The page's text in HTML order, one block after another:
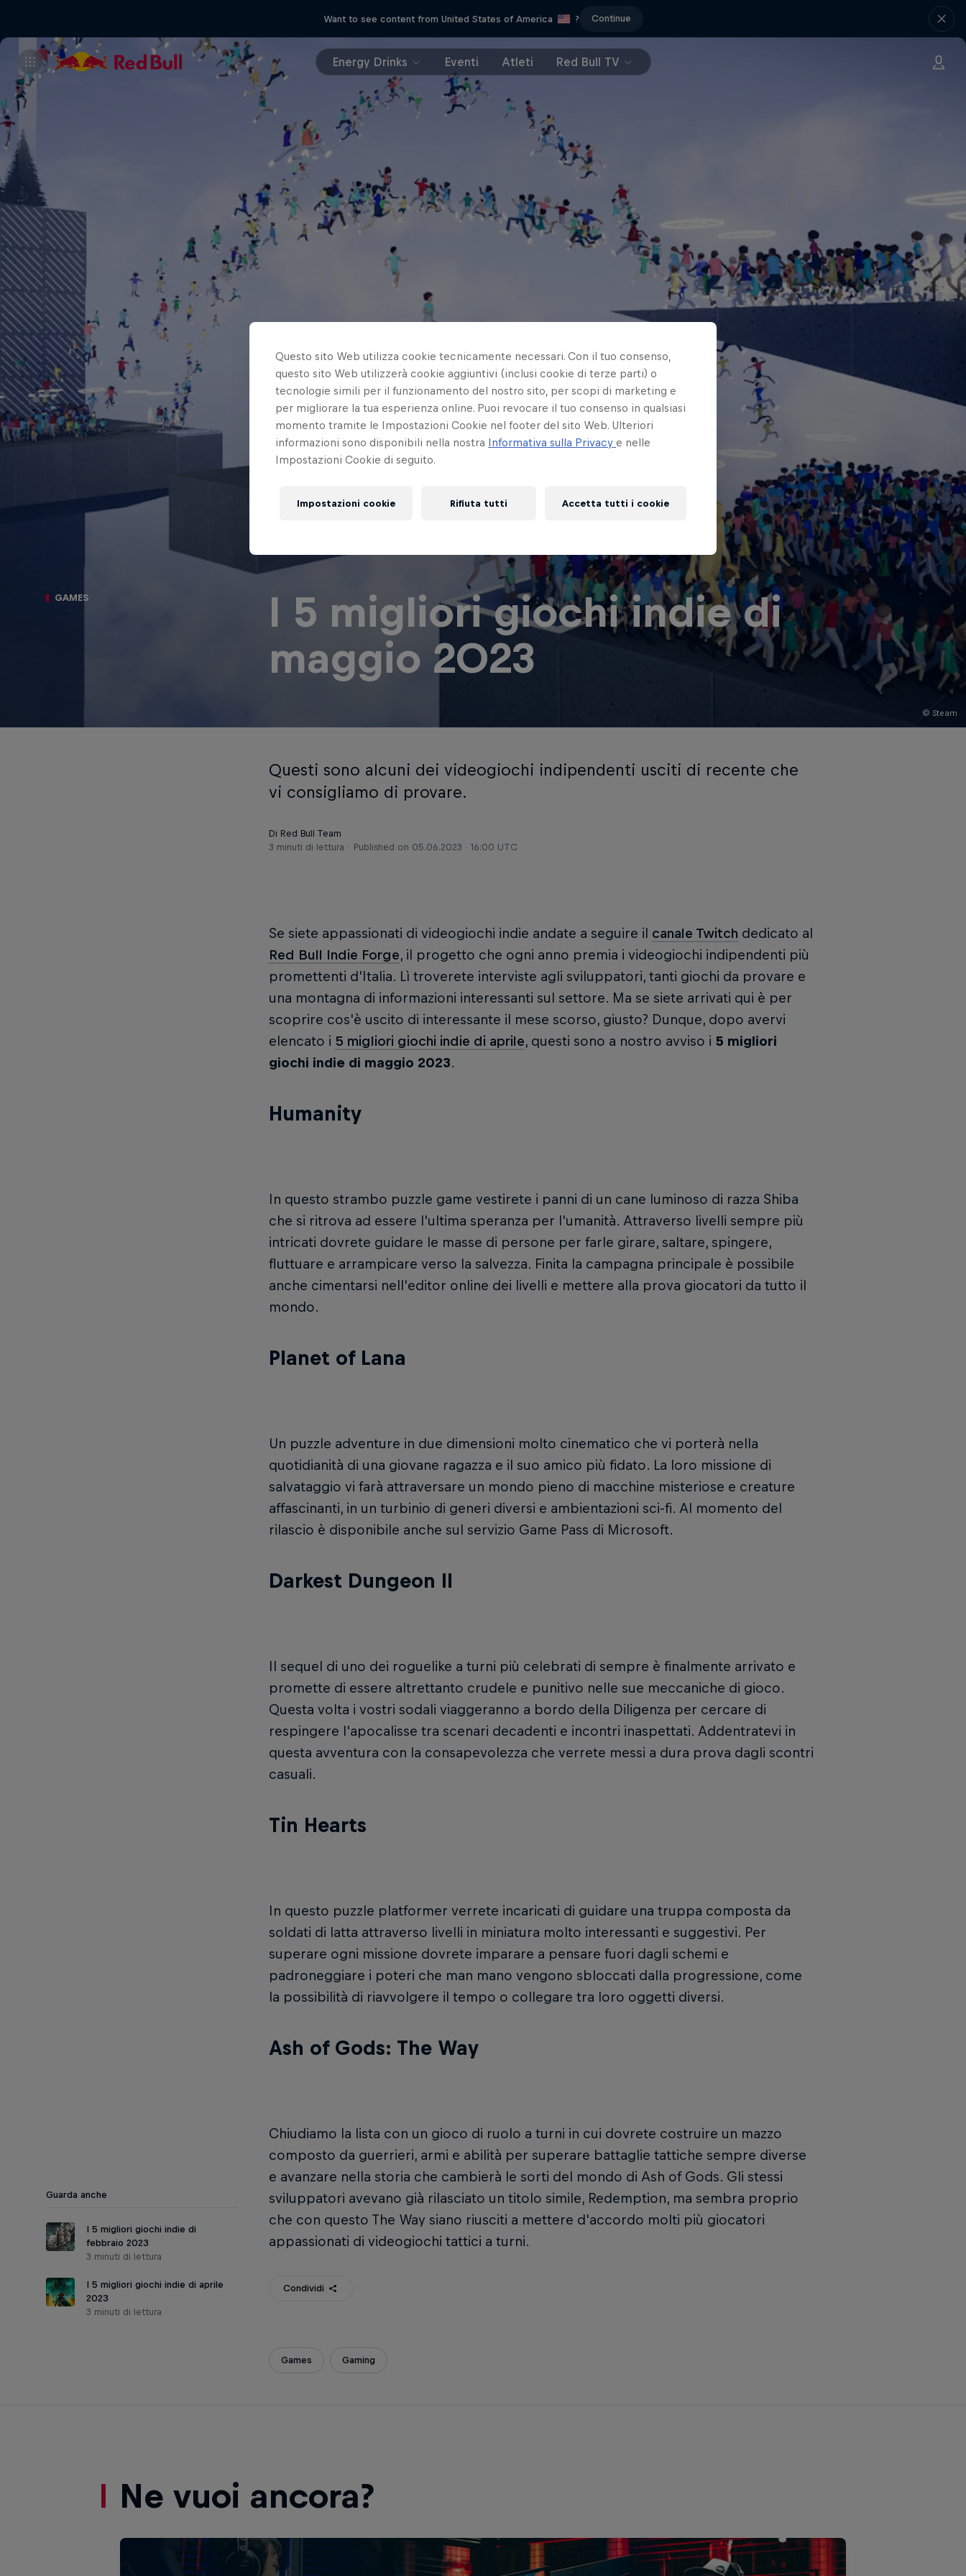
Want to see content from United States of America ? Continue
Energy Drinks Eventi Atleti Red Bull TV
© Steam
GAMES
I 5 migliori giochi indie di
maggio 2023
Questi sono alcuni dei videogiochi indipendenti usciti di recente che
vi consigliamo di provare.
Di Red Bull Team
3 minuti di lettura
Published on 05.06.2023 · 16:00 UTC
Se siete appassionati di videogiochi indie andate a seguire il canale Twitch dedicato al
Red Bull Indie Forge, il progetto che ogni anno premia i videogiochi indipendenti più
promettenti d'Italia. Lì troverete interviste agli sviluppatori, tanti giochi da provare e
una montagna di informazioni interessanti sul settore. Ma se siete arrivati qui è per
scoprire cos'è uscito di interessante il mese scorso, giusto? Dunque, dopo avervi
elencato i 5 migliori giochi indie di aprile, questi sono a nostro avviso i 5 migliori
giochi indie di maggio 2023.
Humanity
In questo strambo puzzle game vestirete i panni di un cane luminoso di razza Shiba
che si ritrova ad essere l'ultima speranza per l'umanità. Attraverso livelli sempre più
intricati dovrete guidare le masse di persone per farle girare, saltare, spingere,
fluttuare e arrampicare verso la salvezza. Finita la campagna principale è possibile
anche cimentarsi nell'editor online dei livelli e mettere alla prova giocatori da tutto il
mondo.
Planet of Lana
Un puzzle adventure in due dimensioni molto cinematico che vi porterà nella
quotidianità di una giovane ragazza e il suo amico più fidato. La loro missione di
salvataggio vi farà attraversare un mondo pieno di macchine misteriose e creature
affascinanti, in un turbinio di generi diversi e ambientazioni sci-fi. Al momento del
rilascio è disponibile anche sul servizio Game Pass di Microsoft.
Darkest Dungeon II
Il sequel di uno dei roguelike a turni più celebrati di sempre è finalmente arrivato e
promette di essere altrettanto crudele e punitivo nelle sue meccaniche di gioco.
Questa volta i vostri sodali viaggeranno a bordo della Diligenza per cercare di
respingere l'apocalisse tra scenari decadenti e incontri inaspettati. Addentratevi in
questa avventura con la consapevolezza che verrete messi a dura prova dagli scontri
casuali.
Tin Hearts
In questo puzzle platformer verrete incaricati di guidare una truppa composta da
soldati di latta attraverso livelli in miniatura molto interessanti e suggestivi. Per
superare ogni missione dovrete imparare a pensare fuori dagli schemi e
padroneggiare i poteri che man mano vengono sbloccati dalla progressione, come
la possibilità di riavvolgere il tempo o collegare tra loro oggetti diversi.
Ash of Gods: The Way
Chiudiamo la lista con un gioco di ruolo a turni in cui dovrete costruire un mazzo
composto da guerrieri, armi e abilità per superare battaglie tattiche sempre diverse
e avanzare nella storia che cambierà le sorti del mondo di Ash of Gods. Gli stessi
sviluppatori avevano già rilasciato un titolo simile, Redemption, ma sembra proprio
che con questo The Way siano riusciti a mettere d'accordo molti più giocatori
appassionati di videogiochi tattici a turni.
Guarda anche
I 5 migliori giochi indie di
febbraio 2023
3 minuti di lettura
I 5 migliori giochi indie di aprile
2023
3 minuti di lettura
Condividi
Games Gaming
Ne vuoi ancora?
Questo sito Web utilizza cookie tecnicamente necessari. Con il tuo consenso,
questo sito Web utilizzerà cookie aggiuntivi (inclusi cookie di terze parti) o
tecnologie simili per il funzionamento del nostro sito, per scopi di marketing e
per migliorare la tua esperienza online. Puoi revocare il tuo consenso in qualsiasi
momento tramite le Impostazioni Cookie nel footer del sito Web. Ulteriori
informazioni sono disponibili nella nostra Informativa sulla Privacy e nelle
Impostazioni Cookie di seguito.
Impostazioni cookie Rifiuta tutti Accetta tutti i cookie